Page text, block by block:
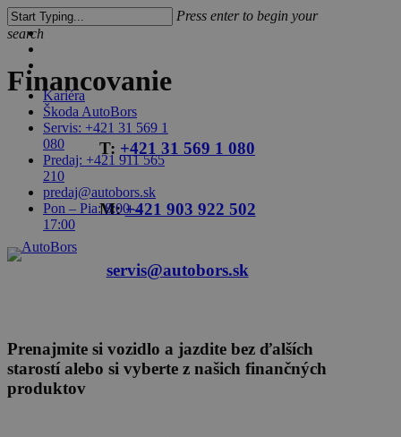
Skip
to
main
content
facebook
Kariéra
Škoda AutoBors
Servis: +421 31 569 1
080
Predaj: +421 911 565
210
predaj@autobors.sk
Pon – Pia: 8:00 –
17:00
search
Menu
Press enter to begin your
search
Close
Search
Financovanie
T: +421 31 569 1 080
M:+421 903 922 502
servis@autobors.sk
Prenajmite si vozidlo a jazdite bez ďalších
starostí alebo si vyberte z našich finančných
produktov